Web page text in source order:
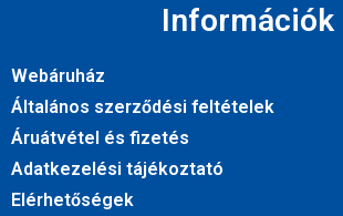
Információk
Webáruház
Általános szerződési feltételek
Áruátvétel és fizetés
Adatkezelési tájékoztató
Elérhetőségek